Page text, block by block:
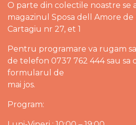
O parte din colectile noastre se
magazinul Sposa dell Amore de
Cartagiu nr 27, et 1
Pentru programare va rugam
de telefon 0737 762 444 sau sa
formularul de
mai jos.
Program: